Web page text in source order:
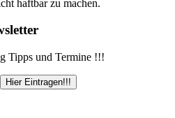
haftbar zu machen.
Tipps und Termine !!!